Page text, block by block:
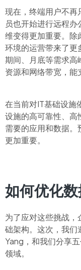
现在，终端用户不再
员也开始进行远程
维变得更加重要。除
环境的运营带来了更
期间、月底等需求高
资源和网络带宽，能
在当前对IT基础设施
设施的高可靠性、高
需要的应用和数据
更加重要。
如何优化数
为了应对这些挑战
础架构。这次，我们
Yang，和我们分享
领域。